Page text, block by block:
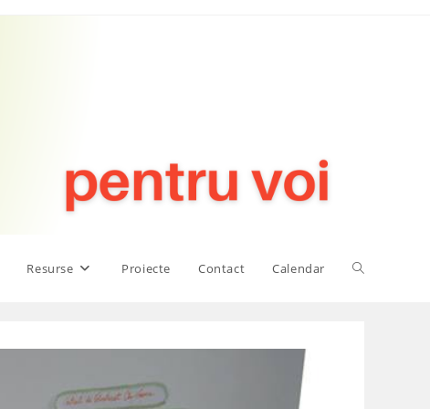
Resurse Proiecte Contact Calendar Toggle